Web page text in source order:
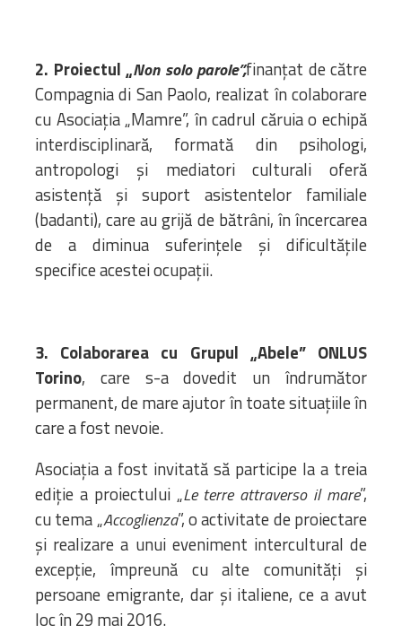
2. Proiectul „Non solo parole”,finanțat de către
Compagnia di San Paolo, realizat în colaborare
cu Asociația „Mamre”, în cadrul căruia o echipă
interdisciplinară, formată din psihologi,
antropologi și mediatori culturali oferă
asistență și suport asistentelor familiale
(badanti), care au grijă de bătrâni, în încercarea
de a diminua suferințele și dificultățile
specifice acestei ocupații.
3. Colaborarea cu Grupul „Abele” ONLUS
Torino, care s-a dovedit un îndrumător
permanent, de mare ajutor în toate situațiile în
care a fost nevoie.
Asociația a fost invitată să participe la a treia
ediție a proiectului „Le terre attraverso il mare”,
cu tema „Accoglienza”, o activitate de proiectare
și realizare a unui eveniment intercultural de
excepție, împreună cu alte comunități și
persoane emigrante, dar și italiene, ce a avut
loc în 29 mai 2016.